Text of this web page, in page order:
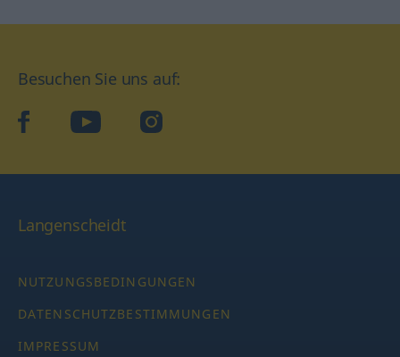
Besuchen Sie uns auf:
facebookYouTube Instagram
Langenscheidt
NUTZUNGSBEDINGUNGEN
DATENSCHUTZBESTIMMUNGEN
IMPRESSUM